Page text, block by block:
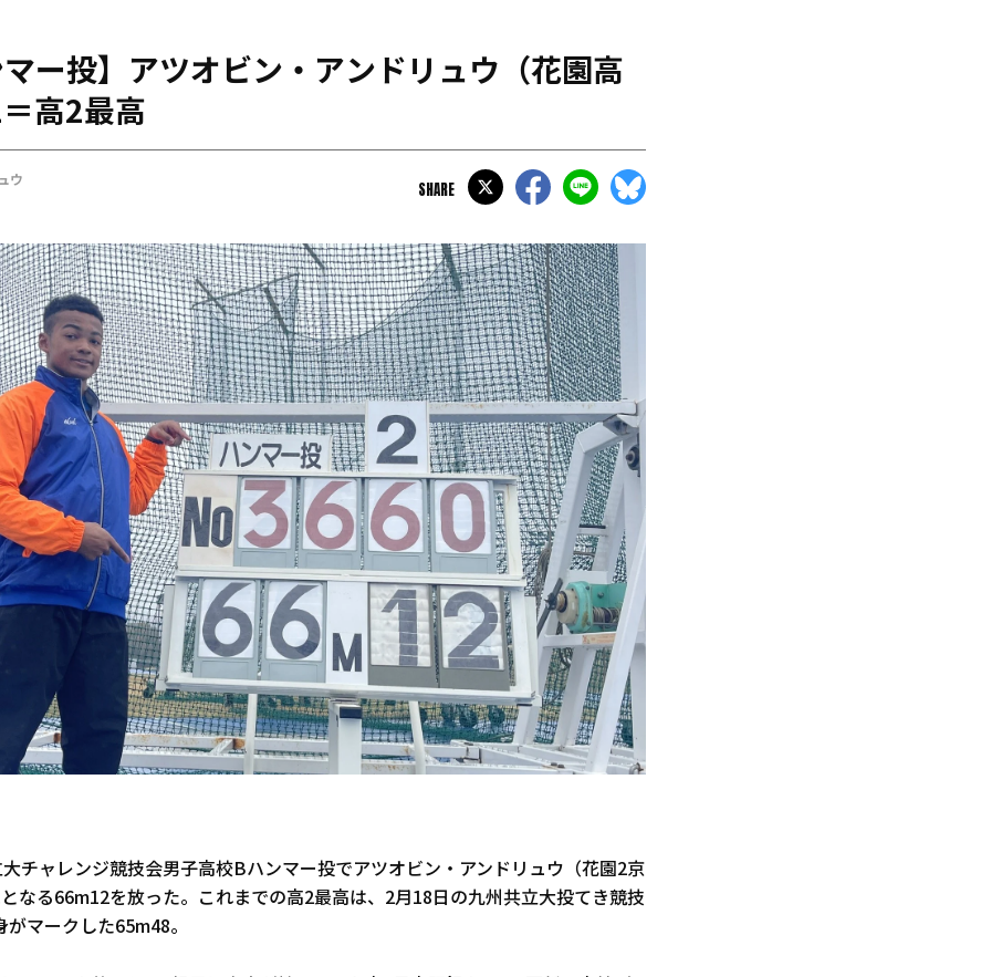
日本学連加盟大学
ー投】アツオビン・アンドリュウ（花園高
高2最高
ウ SHARE
チャレンジ競技会男子高校Bハンマー投でアツオビン・アンドリュウ（花園2京
なる66m12を放った。これまでの高2最高は、2月18日の九州共立大投てき競技
マークした65m48。